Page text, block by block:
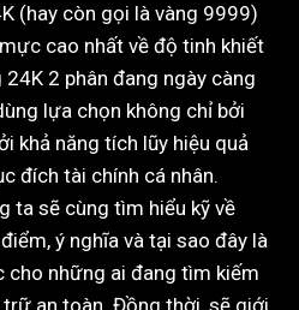
(hay còn gọi là vàng 9999)
cao nhất về độ tinh khiết
2 phân đang ngày càng
lựa chọn không chỉ bởi
khả năng tích lũy hiệu quả
đích tài chính cá nhân.
ta sẽ cùng tìm hiểu kỹ về
ý nghĩa và tại sao đây là
cho những ai đang tìm kiếm
an toàn. Đồng thời, sẽ giới